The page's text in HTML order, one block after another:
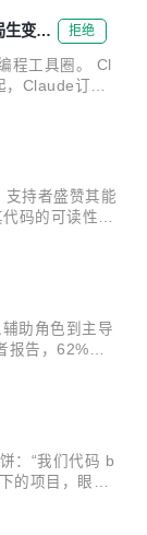
变：
拒绝
程工具圈。 Cl
Claude订阅
OpenClaw创
。 这意味着
年，Claude C
能力的主流方
的合规问题始
持者盛赞其能
码的可读性与
人瞩目：AI生
过真实案例，
AI的“零容忍”
，传统开发
助角色到主导
告，62%的
开发者面临的
具，从核心能
供选型指南。
势 智能需求解
生成的全程自
一键生成完整
：“我们代码 b
的项目，眼前
数动辄上千